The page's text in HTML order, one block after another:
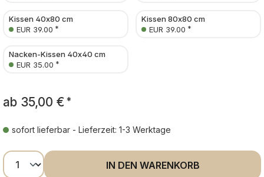
Kissen 40x80 cm
EUR 39.00 *
Kissen 80x80 cm
EUR 39.00 *
Nacken-Kissen 40x40 cm
EUR 35.00 *
ab 35,00 € *
sofort lieferbar - Lieferzeit: 1-3 Werktage
Produkt Anzahl: Gib den gewünschten
IN DEN WARENKORB